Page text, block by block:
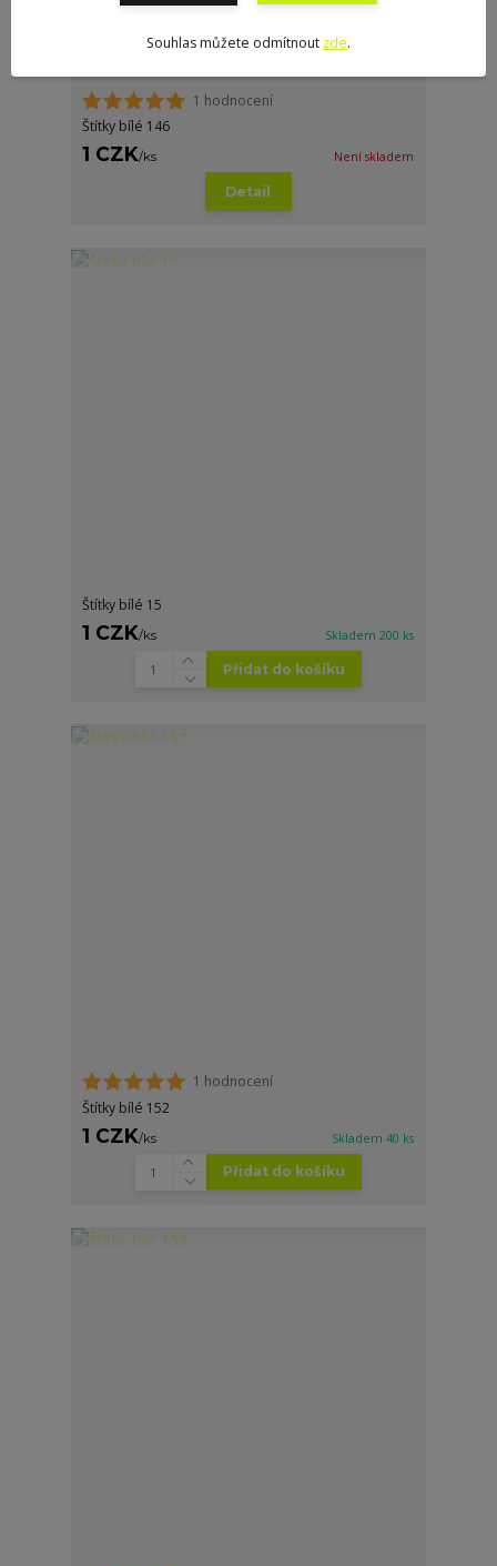
1 hodnocení
Štítky bílé 146
1 CZK/ks Není skladem
Detail
Štítky bílé 15
1 CZK/ks Skladem 200 ks
Přidat do košíku
1 hodnocení
Štítky bílé 152
1 CZK/ks Skladem 40 ks
Přidat do košíku
Souhlas můžete odmítnout zde.